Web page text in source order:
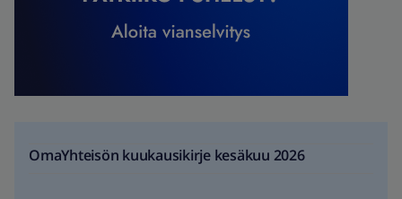
OmaYhteisön kuukausikirje kesäkuu 2026